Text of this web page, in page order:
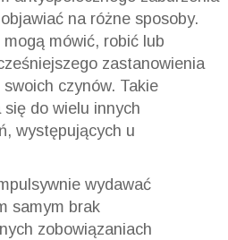
na różne sposoby.
mogą mówić, robić lub
zastanowienia
czynów. Takie
do wielu innych
występujących u
wydawać
samym brak
zobowiązaniach